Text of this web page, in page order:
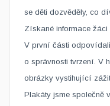
se děti dozvěděly, co
Získané informace
V první části
o správnosti tvrzení. V
obrázky vystihující
Plakáty jsme společně